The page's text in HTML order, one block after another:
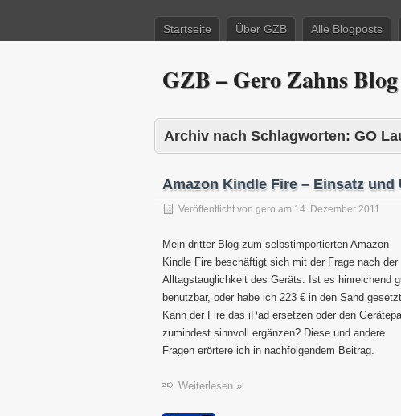
Startseite Über GZB Alle Blogposts
GZB – Gero Zahns
Archiv nach Schlagworten: GO
Amazon Kindle Fire – Einsatz und
Veröffentlicht von gero am 14. Dezember 2011
Mein dritter Blog zum selbstimportierten Amazon
Kindle Fire beschäftigt sich mit der Frage nach der
Alltagstauglichkeit des Geräts. Ist es hinreichend
benutzbar, oder habe ich 223 € in den Sand
Kann der Fire das iPad ersetzen oder den
zumindest sinnvoll ergänzen? Diese und andere
Fragen erörtere ich in nachfolgendem Beitrag.
Weiterlesen »